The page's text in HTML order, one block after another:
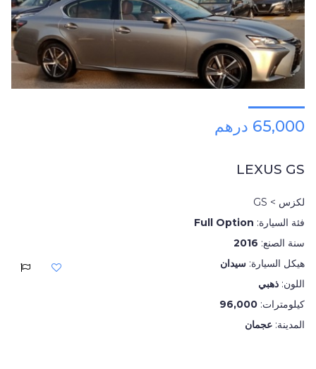
65,000 درهم
LEXUS GS
لكزس > GS
فئة السيارة: Full Option
سنة الصنع: 2016
هيكل السيارة: سيدان
اللون: ذهبي
كيلومترات: 96,000
المدينة: عجمان